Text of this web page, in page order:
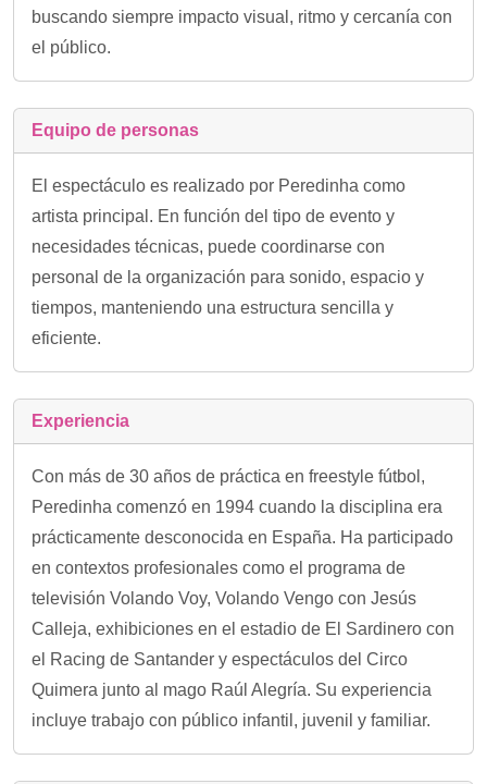
buscando siempre impacto visual, ritmo y cercanía con
el público.
Equipo de personas
El espectáculo es realizado por Peredinha como
artista principal. En función del tipo de evento y
necesidades técnicas, puede coordinarse con
personal de la organización para sonido, espacio y
tiempos, manteniendo una estructura sencilla y
eficiente.
Experiencia
Con más de 30 años de práctica en freestyle fútbol,
Peredinha comenzó en 1994 cuando la disciplina era
prácticamente desconocida en España. Ha participado
en contextos profesionales como el programa de
televisión Volando Voy, Volando Vengo con Jesús
Calleja, exhibiciones en el estadio de El Sardinero con
el Racing de Santander y espectáculos del Circo
Quimera junto al mago Raúl Alegría. Su experiencia
incluye trabajo con público infantil, juvenil y familiar.